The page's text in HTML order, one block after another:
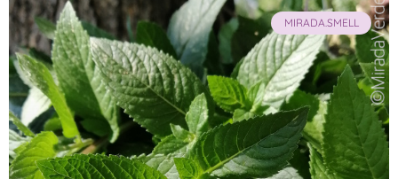
MIRADA.SMELL